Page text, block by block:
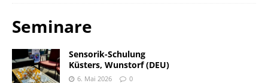
Seminare
Sensorik-Schulung
Küsters, Wunstorf (DEU)
6. Mai 2026 0